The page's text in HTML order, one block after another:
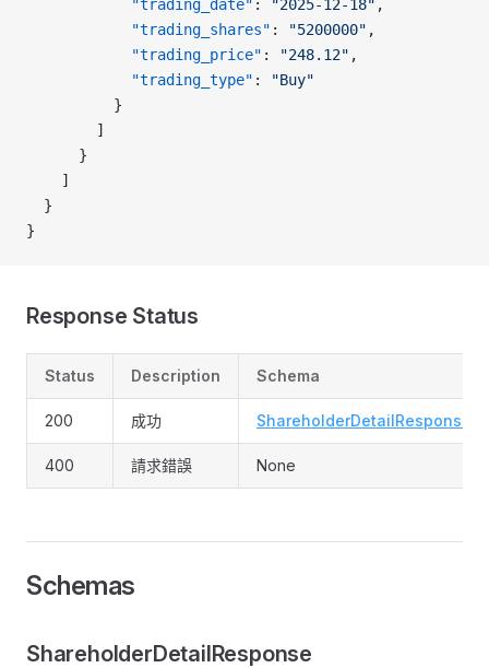
            "trading_date"
: "2025-12-18" ,
            "trading_shares"
: "5200000" ,
            "trading_price"
: "248.12" ,
            "trading_type"
:
"Buy"
          }
        ]
      }
    ]
  }
}
Response Status
Status Description Schema
200 成功 ShareholderDetailResponse
400 請求錯誤 None
Schemas
ShareholderDetailResponse